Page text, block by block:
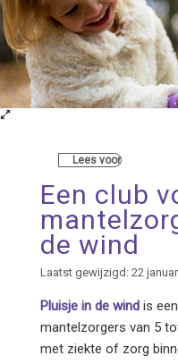
Lees voor
Een club
de wind
Laatst gewijzigd: 22
Pluisje in de wind is
mantelzorgers van 5
met ziekte of zorg